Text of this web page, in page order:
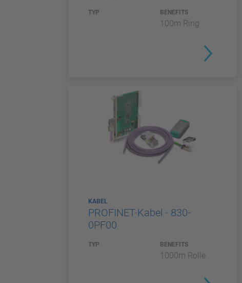
TYP BENEFITS
100m Ring
KABEL
PROFINET-Kabel - 830-
0PF00
TYP BENEFITS
1000m Rolle